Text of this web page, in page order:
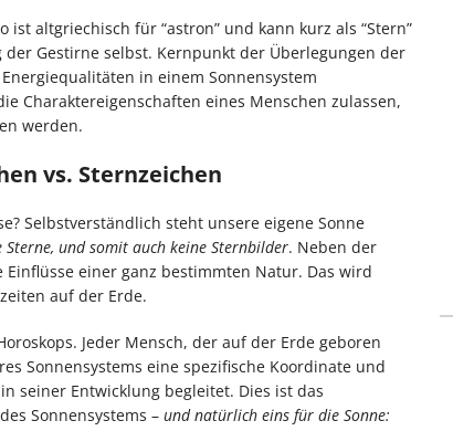
altgriechisch für “astron” und kann kurz als “Stern”
Gestirne selbst. Kernpunkt der Überlegungen der
in einem Sonnensystem
Charaktereigenschaften eines Menschen zulassen,
werden.
vs. Sternzeichen
Selbstverständlich steht unsere eigene Sonne
Sterne, und somit auch keine Sternbilder. Neben der
einer ganz bestimmten Natur. Das wird
auf der Erde.
Jeder Mensch, der auf der Erde geboren
Sonnensystems eine spezifische Koordinate und
seiner Entwicklung begleitet. Dies ist das
Sonnensystems – und natürlich eins für die Sonne: